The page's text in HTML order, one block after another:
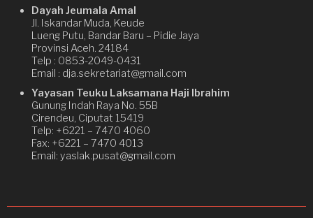
Dayah Jeumala Amal
Jl. Iskandar Muda, Keude
Lueng Putu, Bandar Baru – Pidie Jaya
Provinsi Aceh. 24184
Telp : 0853-2049-0431
Email : dja.sekretariat@gmail.com
Yayasan Teuku Laksamana Haji Ibrahim
Gunung Indah Raya No. 55B
Cirendeu, Ciputat 15419
Telp: +6221 – 7470 4060
Fax: +6221 – 7470 4013
Email: yaslak.pusat@gmail.com